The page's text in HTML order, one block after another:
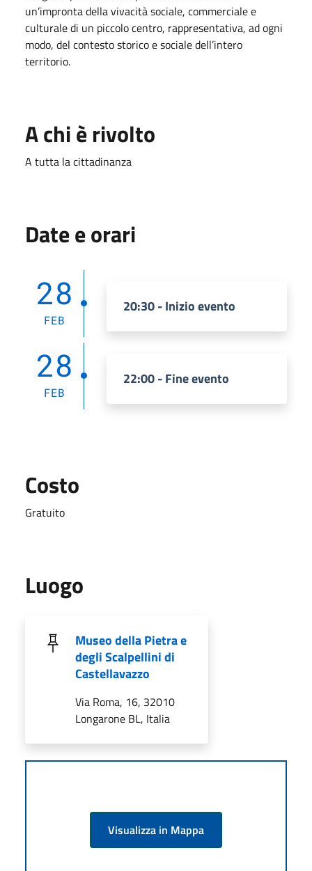
un’impronta della vivacità sociale, commerciale e
culturale di un piccolo centro, rappresentativa, ad ogni
modo, del contesto storico e sociale dell’intero
territorio.
A chi è rivolto
A tutta la cittadinanza
Date e orari
28
FEB
20:30 - Inizio evento
28
FEB
22:00 - Fine evento
Costo
Gratuito
Luogo
Museo della Pietra e
degli Scalpellini di
Castellavazzo
Via Roma, 16, 32010
Longarone BL, Italia
Visualizza in Mappa